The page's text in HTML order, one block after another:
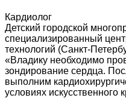
Кардиолог
Детский городской
специализированный
технологий (Санкт-
«Владику необходимо
зондирование сердца.
выполним
условиях искусственного